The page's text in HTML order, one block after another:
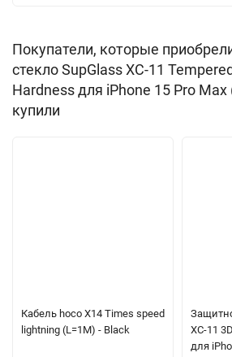
Покупатели, которые
стекло SupGlass XC-11
Hardness для iPhone 15 Pro
купили
Кабель hoco X14 Times speed
lightning (L=1M) - Black
XC-11
для